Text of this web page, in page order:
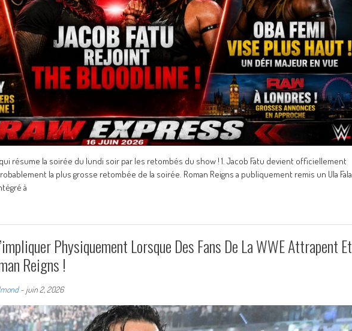
résume la soirée du lundi soir par les retombés du show ! 1. Jacob Fatu devient officiellement
la plus grosse retombée de la soirée. Roman Reigns a publiquement remis un Ula Fala
à
Physiquement Lorsque Des Fans De La WWE Attrapent Et
Reigns !
- juin 2, 2026